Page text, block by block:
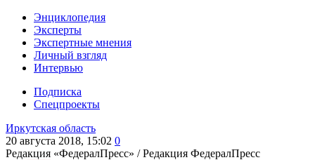
Энциклопедия
Эксперты
Экспертные мнения
Личный взгляд
Интервью
Подписка
Спецпроекты
Иркутская область
20 августа 2018, 15:02 0
Редакция «ФедералПресс» /Редакция ФедералПресс